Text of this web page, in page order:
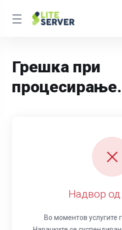
Грешка при
Надвор од
Во моментов услугите